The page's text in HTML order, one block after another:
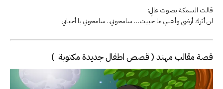
قالت السمكة بصوت عالٍ:
لن أترك أرضي وأهلي ما حييت… سامحوني.. سامحوني يا أحبابي
قصة مقالب مهند ( قصص اطفال جديدة مكتوبة )